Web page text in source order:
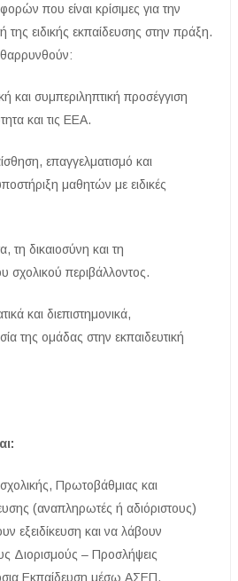
που είναι κρίσιμες για την
της ειδικής εκπαίδευσης στην πράξη.
και συμπεριληπτική προσέγγιση
και τις ΕΕΑ.
επαγγελματισμό και
μαθητών με ειδικές
τη δικαιοσύνη και τη
σχολικού περιβάλλοντος.
και διεπιστημονικά,
της ομάδας στην εκπαιδευτική
Πρωτοβάθμιας και
(αναπληρωτές ή αδιόριστους)
εξειδίκευση και να λάβουν
Διορισμούς – Προσλήψεις
Εκπαίδευση μέσω ΑΣΕΠ.